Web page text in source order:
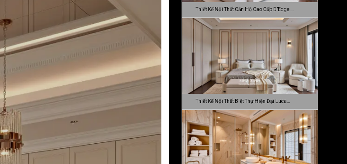
Thiết Kế Nội Thất Căn Hộ Cao Cấp D’Edge …
Thiết Kế Nội Thất Biệt Thự Hiện Đại Luca…